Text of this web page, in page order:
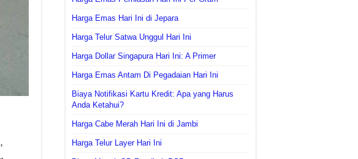
Harga Emas Hari Ini di Jepara
Harga Telur Satwa Unggul Hari Ini
Harga Dollar Singapura Hari Ini: A Primer
Harga Emas Antam Di Pegadaian Hari Ini
Biaya Notifikasi Kartu Kredit: Apa yang Harus
Anda Ketahui?
Harga Cabe Merah Hari Ini di Jambi
Harga Telur Layer Hari Ini